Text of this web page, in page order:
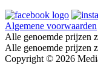
Algemene voorwaarden
Alle genoemde prijzen
Alle genoemde prijzen
Copyright © 2026